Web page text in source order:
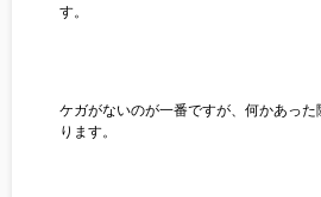
す。
ケガがないのが一番ですが、何かあっ
ります。